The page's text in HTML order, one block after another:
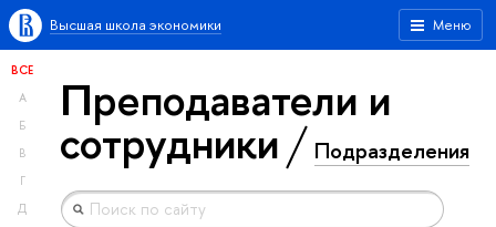
Меню
Высшая школа экономики
ВСЕ
А
Б
В
Г
Д
Преподаватели и
сотрудники Подразделения